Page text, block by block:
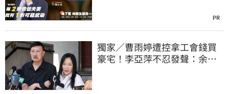
PR
獨家／曹雨婷遭控拿工會錢買
豪宅！李亞萍不忍發聲：余天